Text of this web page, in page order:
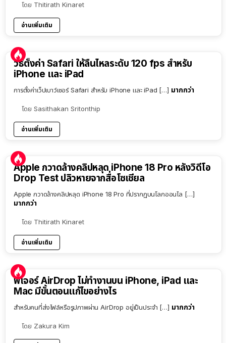
โดย Thitirath Kinaret
อ่านเพิ่มเติม
วิธีตั้งค่า Safari ให้ลื่นไหลระดับ 120 fps สำหรับ
iPhone และ iPad
การตั้งค่าเว็ปเบาว์เซอร์ Safari สำหรับ iPhone และ iPad […] มากกว่า
โดย Sasithakan Sritonthip
อ่านเพิ่มเติม
Apple กวาดล้างคลิปหลุด iPhone 18 Pro หลังวิดีโอ
Drop Test ปลิวหายจากสื่อโซเชียล
Apple กวาดล้างคลิปหลุด iPhone 18 Pro ที่ปรากฏบนโลกออนไล […]
มากกว่า
โดย Thitirath Kinaret
อ่านเพิ่มเติม
ฟีเจอร์ AirDrop ไม่ทำงานบน iPhone, iPad และ
Mac มีขั้นตอนแก้ไขอย่างไร
สำหรับคนที่ส่งไฟล์หรือรูปภาพผ่าน AirDrop อยู่เป็นประจำ […] มากกว่า
โดย Zakura Kim